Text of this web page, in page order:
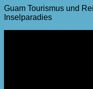
Guam Tourismus und
Inselparadies